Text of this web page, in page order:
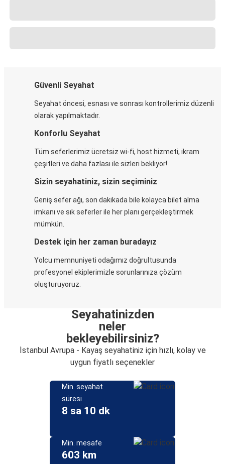
Güvenli Seyahat
Seyahat öncesi, esnası ve sonrası kontrollerimiz düzenli
olarak yapılmaktadır.
Konforlu Seyahat
Tüm seferlerimiz ücretsiz wi-fi, host hizmeti, ikram
çeşitleri ve daha fazlası ile sizleri bekliyor!
Sizin seyahatiniz, sizin seçiminiz
Geniş sefer ağı, son dakikada bile kolayca bilet alma
imkanı ve sık seferler ile her planı gerçekleştirmek
mümkün.
Destek için her zaman buradayız
Yolcu memnuniyeti odağımız doğrultusunda
profesyonel ekiplerimizle sorunlarınıza çözüm
oluşturuyoruz.
Seyahatinizden
neler
bekleyebilirsiniz?
İstanbul Avrupa - Kayaş seyahatiniz için hızlı, kolay ve
uygun fiyatlı seçenekler
Min. seyahat
süresi
8 sa 10 dk
Min. mesafe
603 km